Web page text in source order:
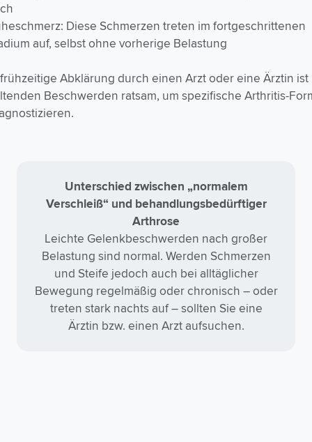
Diese Schmerzen treten im fortgeschrittenen
auf, selbst ohne vorherige Belastung
Abklärung durch einen Arzt oder eine Ärztin ist
Beschwerden ratsam, um spezifische Arthritis-
Unterschied zwischen „normalem
Verschleiß“ und behandlungsbedürftiger
Arthrose
Leichte Gelenkbeschwerden nach großer
Belastung sind normal. Werden Schmerzen
und Steife jedoch auch bei alltäglicher
Bewegung regelmäßig oder chronisch – oder
treten stark nachts auf – sollten Sie eine
Ärztin bzw. einen Arzt aufsuchen.